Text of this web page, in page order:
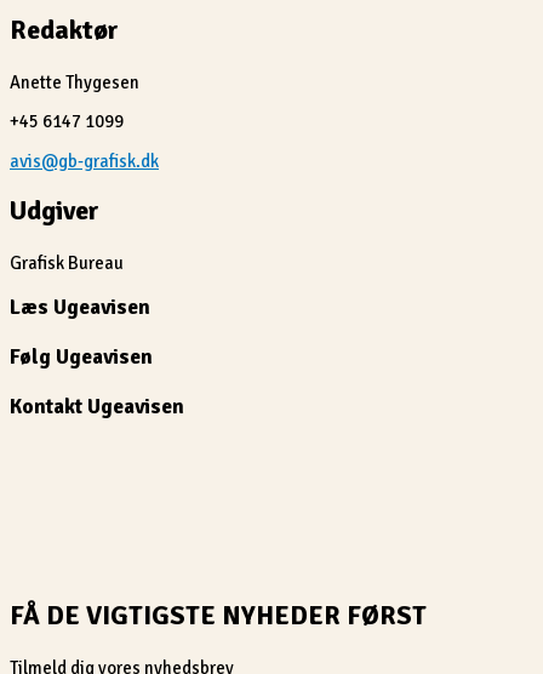
Redaktør
Anette Thygesen
+45 6147 1099
avis@gb-grafisk.dk
Udgiver
Grafisk Bureau
Læs Ugeavisen
Følg Ugeavisen
Kontakt Ugeavisen
FÅ DE VIGTIGSTE NYHEDER FØRST
Tilmeld dig vores nyhedsbrev